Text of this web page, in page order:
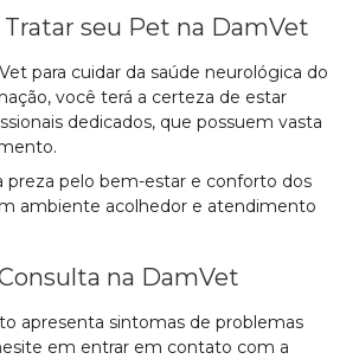
seu Pet na DamVet
para cuidar da saúde neurológica do
você terá a certeza de estar
dedicados, que possuem vasta
preza pelo bem-estar e conforto dos
ambiente acolhedor e atendimento
na DamVet
apresenta sintomas de problemas
em entrar em contato com a